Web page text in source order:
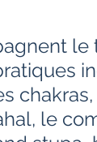
chakras,
le